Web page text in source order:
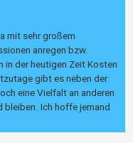
mit sehr großem
anregen bzw.
in der heutigen Zeit Kosten
gibt es neben der
eine Vielfalt an anderen
bleiben. Ich hoffe jemand